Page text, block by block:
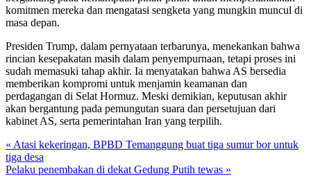
komitmen mereka dan mengatasi sengketa yang mungkin muncul di
masa depan.
Presiden Trump, dalam pernyataan terbarunya, menekankan bahwa
rincian kesepakatan masih dalam penyempurnaan, tetapi proses ini
sudah memasuki tahap akhir. Ia menyatakan bahwa AS bersedia
memberikan kompromi untuk menjamin keamanan dan
perdagangan di Selat Hormuz. Meski demikian, keputusan akhir
akan bergantung pada pemungutan suara dan persetujuan dari
kabinet AS, serta pemerintahan Iran yang terpilih.
« Atasi kekeringan, BPBD Temanggung buat tiga sumur bor untuk
tiga desa
Pelaku penembakan di dekat Gedung Putih tewas »